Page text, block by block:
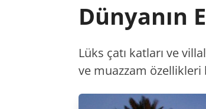
Dünyanın
Lüks çatı katları ve
ve muazzam